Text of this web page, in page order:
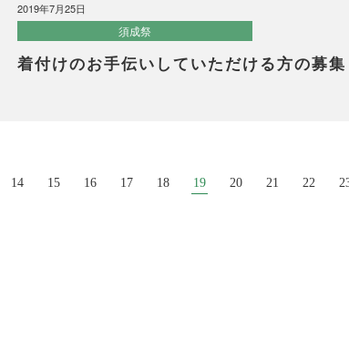
2019年7月25日
須成祭
着付けのお手伝いしていただける方の募
14 15 16 17 18 19 20 21 22